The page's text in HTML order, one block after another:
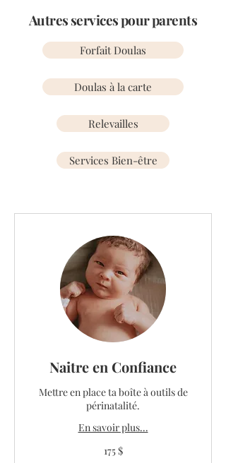
Autres services pour parents
Forfait Doulas
Doulas à la carte
Relevailles
Services Bien-être
Naitre en Confiance
Mettre en place ta boîte à outils de
périnatalité.
En savoir plus...
175 $